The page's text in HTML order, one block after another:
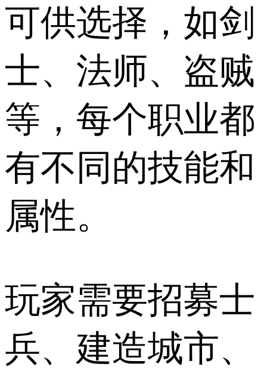
可供选择，如剑
士、法师、盗贼
等，每个职业都
有不同的技能和
属性。
玩家需要招募士
兵、建造城市、